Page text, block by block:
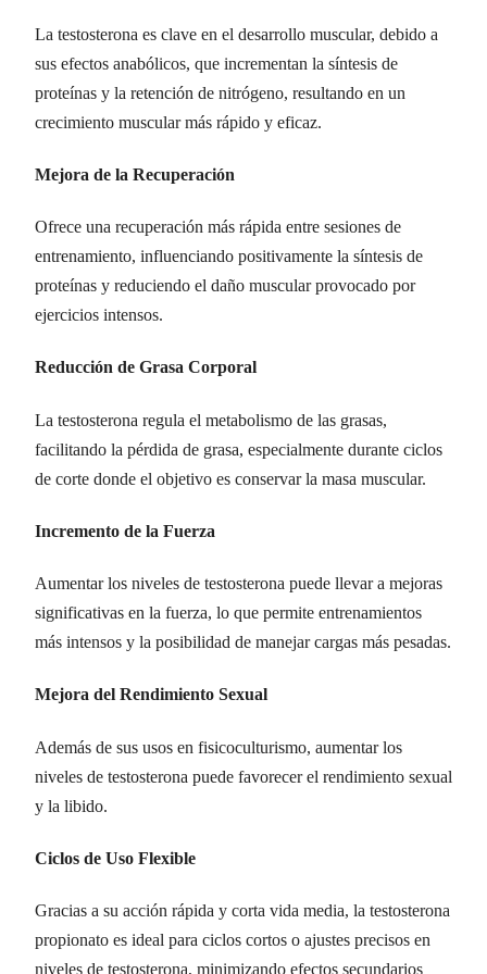
La testosterona es clave en el desarrollo muscular, debido a
sus efectos anabólicos, que incrementan la síntesis de
proteínas y la retención de nitrógeno, resultando en un
crecimiento muscular más rápido y eficaz.
Mejora de la Recuperación
Ofrece una recuperación más rápida entre sesiones de
entrenamiento, influenciando positivamente la síntesis de
proteínas y reduciendo el daño muscular provocado por
ejercicios intensos.
Reducción de Grasa Corporal
La testosterona regula el metabolismo de las grasas,
facilitando la pérdida de grasa, especialmente durante ciclos
de corte donde el objetivo es conservar la masa muscular.
Incremento de la Fuerza
Aumentar los niveles de testosterona puede llevar a mejoras
significativas en la fuerza, lo que permite entrenamientos
más intensos y la posibilidad de manejar cargas más pesadas.
Mejora del Rendimiento Sexual
Además de sus usos en fisicoculturismo, aumentar los
niveles de testosterona puede favorecer el rendimiento sexual
y la libido.
Ciclos de Uso Flexible
Gracias a su acción rápida y corta vida media, la testosterona
propionato es ideal para ciclos cortos o ajustes precisos en
niveles de testosterona, minimizando efectos secundarios